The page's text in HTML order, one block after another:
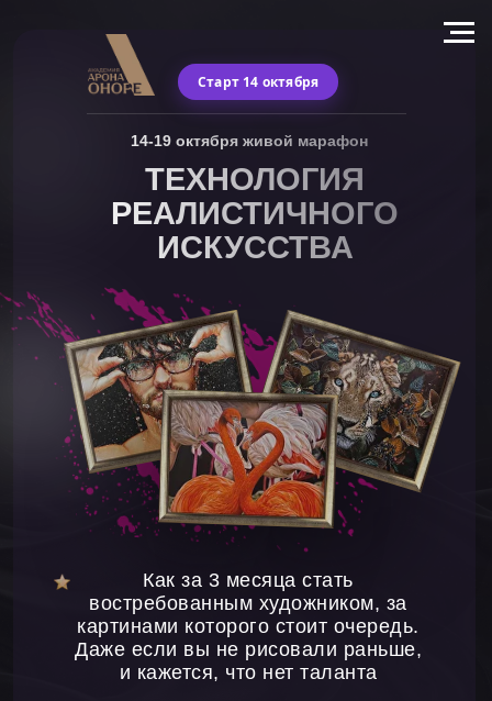
ТЕХНОЛОГИЯ
РЕАЛИСТИЧНОГО
ИСКУССТВА
14-19 октября живой марафон
Как за 3 месяца стать
востребованным художником, за
картинами которого стоит очередь.
Даже если вы не рисовали раньше,
и кажется, что нет таланта
Старт 14 октября